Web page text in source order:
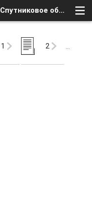
Прошивка GLOBO 4100 (7) - Спутниковое оборудование - Globo/Opticum HD - Форум о Спутниковом Телевидении
1 2 …